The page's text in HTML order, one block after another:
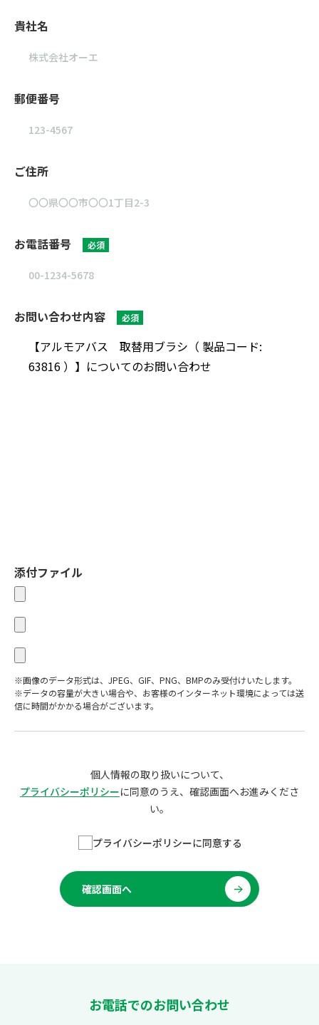
貴社名
郵便番号
ご住所
お電話番号 必須
お問い合わせ内容 必須
添付ファイル
※画像のデータ形式は、JPEG、GIF、PNG、BMPのみ受付けいたします。
※データの容量が大きい場合や、お客様のインターネット環境によっては送
信に時間がかかる場合がございます。
個人情報の取り扱いについて、
プライバシーポリシーに同意のうえ、確認画面へお進みくださ
い。
プライバシーポリシーに同意する
確認画面へ
お電話でのお問い合わせ